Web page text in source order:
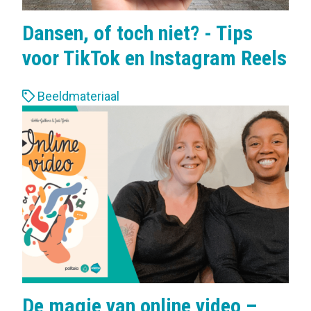
Dansen, of toch niet? - Tips
voor TikTok en Instagram Reels
L
a
b
e
l
s
:
Beeldmateriaal
De magie van online video –